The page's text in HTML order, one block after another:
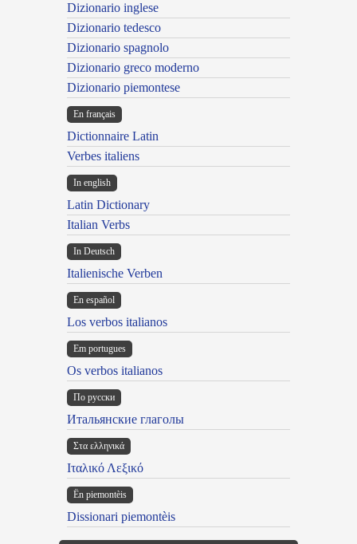
Dizionario inglese
Dizionario tedesco
Dizionario spagnolo
Dizionario greco moderno
Dizionario piemontese
En français
Dictionnaire Latin
Verbes italiens
In english
Latin Dictionary
Italian Verbs
In Deutsch
Italienische Verben
En español
Los verbos italianos
Em portugues
Os verbos italianos
По русски
Итальянские глаголы
Στα ελληνικά
Ιταλικό Λεξικό
Ën piemontèis
Dissionari piemontèis